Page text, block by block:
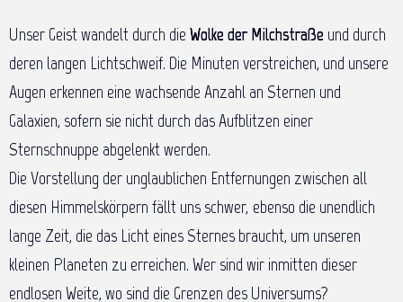
Unser Geist wandelt durch die Wolke der Milchstraße und durch
deren langen Lichtschweif. Die Minuten verstreichen, und unsere
Augen erkennen eine wachsende Anzahl an Sternen und
Galaxien, sofern sie nicht durch das Aufblitzen einer
Sternschnuppe abgelenkt werden.
Die Vorstellung der unglaublichen Entfernungen zwischen all
diesen Himmelskörpern fällt uns schwer, ebenso die unendlich
lange Zeit, die das Licht eines Sternes braucht, um unseren
kleinen Planeten zu erreichen. Wer sind wir inmitten dieser
endlosen Weite, wo sind die Grenzen des Universums?